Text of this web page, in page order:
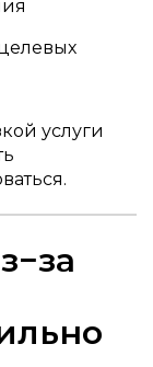
услуги